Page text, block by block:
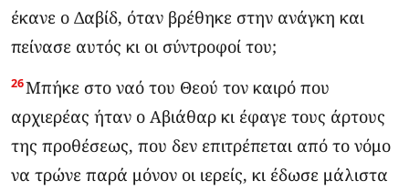
έκανε ο Δαβίδ, όταν βρέθηκε στην ανάγκη και
πείνασε αυτός κι οι σύντροφοί του;
26Μπήκε στο ναό του Θεού τον καιρό που
αρχιερέας ήταν ο Αβιάθαρ κι έφαγε τους άρτους
της προθέσεως, που δεν επιτρέπεται από το νόμο
να τρώνε παρά μόνον οι ιερείς, κι έδωσε μάλιστα